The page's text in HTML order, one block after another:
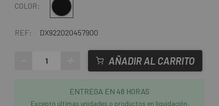
COLOR: Multi
REF: DX922020457900
AÑADIR AL CARRITO
ENTREGA EN 48 HORAS
Excepto últimas unidades o productos en liquidación.